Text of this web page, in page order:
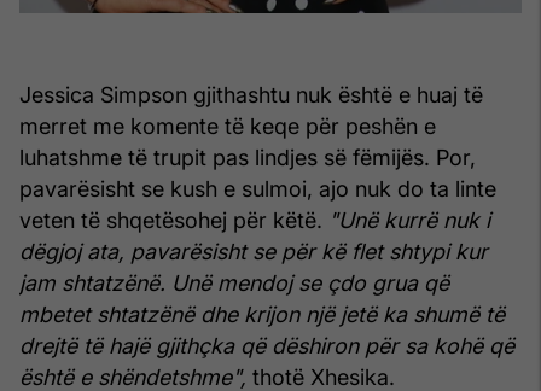
Jessica Simpson gjithashtu nuk është e huaj të
merret me komente të keqe për peshën e
luhatshme të trupit pas lindjes së fëmijës. Por,
pavarësisht se kush e sulmoi, ajo nuk do ta linte
veten të shqetësohej për këtë. "Unë kurrë nuk i
dëgjoj ata, pavarësisht se për kë flet shtypi kur
jam shtatzënë. Unë mendoj se çdo grua që
mbetet shtatzënë dhe krijon një jetë ka shumë të
drejtë të hajë gjithçka që dëshiron për sa kohë që
është e shëndetshme", thotë Xhesika.